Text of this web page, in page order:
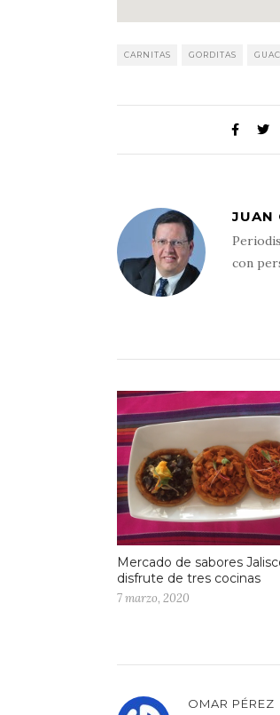
CARNITAS GORDITAS
JUAN
con
Mercado de sabores
disfrute de tres cocinas
7 marzo, 2020
OMAR PÉREZ